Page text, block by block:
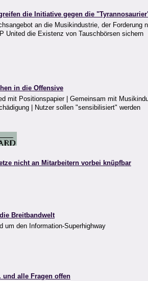
die Initiative gegen die
an die Musikindustrie, der
United die Existenz von Tauschbörsen sichern
in die Offensive
mit Positionspapier | Gemeinsam mit
| Nutzer sollen "sensibilisiert" werden
nicht an Mitarbeitern vorbei knüpfbar
Breitbandwelt
um den Information-Superhighway
und alle Fragen offen